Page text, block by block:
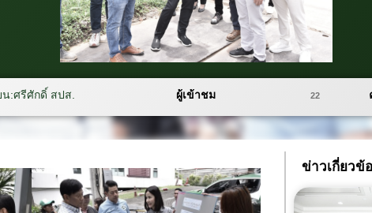
น:ศรีศักดิ์ สปส. ผู้เข้าชม 22
ข่าวเกี่ยวข้